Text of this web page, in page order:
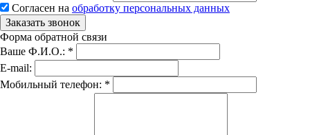
Согласен на обработку персональных данных
Заказать звонок
Форма обратной связи
Ваше Ф.И.О.: *
E-mail:
Мобильный телефон: *